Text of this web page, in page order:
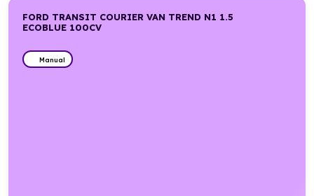
FORD TRANSIT COURIER VAN TREND N1 1.5
ECOBLUE 100CV
Manual